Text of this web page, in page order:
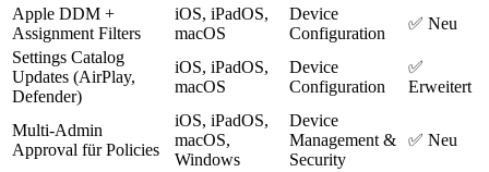
Apple DDM +
Assignment Filters
iOS, iPadOS,
macOS
Device
Configuration
✅ Neu
Settings Catalog
Updates (AirPlay,
Defender)
iOS, iPadOS,
macOS
Device
Configuration
✅
Erweitert
Multi-Admin
Approval für Policies
iOS, iPadOS,
macOS,
Windows
Device
Management &
Security
✅ Neu